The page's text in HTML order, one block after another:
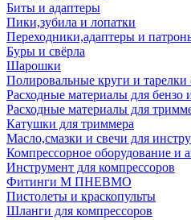
Биты и адаптеры
Пики,зубила и лопатки
Переходники,адаптеры и
Буры и свёрла
Шарошки
Полировальные круги и
Расходные материалы для бензо
Расходные материалы для
Катушки для триммера
Масло,смазки и свечи для
Компрессорное оборудование и
Инструмент для компрессоров
Фитинги М ПНЕВМО
Пистолеты и краскопульты
Шланги для компрессоров